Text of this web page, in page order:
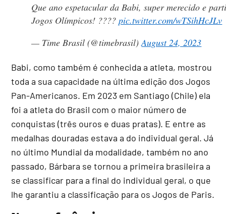
Que ano espetacular da Babi, super merecido e
Jogos Olímpicos! ????pic.twitter.com/wTSihHcJLv
— Time Brasil (@timebrasil)August 24, 2023
Babi, como também é conhecida a atleta, mostrou
toda a sua capacidade na última edição dos Jogos
Pan-Americanos. Em 2023 em Santiago (Chile) ela
foi a atleta do Brasil com o maior número de
conquistas (três ouros e duas pratas). E entre as
medalhas douradas estava a do individual geral. Já
no último Mundial da modalidade, também no ano
passado, Bárbara se tornou a primeira brasileira a
se classificar para a final do individual geral, o que
lhe garantiu a classificação para os Jogos de Paris.